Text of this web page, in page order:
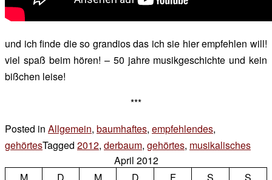
und ich finde die so grandios das ich sie hier empfehlen will!
viel spaß beim hören! – 50 jahre musikgeschichte und kein
bißchen leise!
***
Posted in Allgemein, baumhaftes, empfehlendes,
gehörtesTagged 2012, derbaum, gehörtes, musikalisches
April 2012